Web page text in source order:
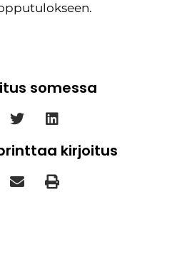
somessa
kirjoitus